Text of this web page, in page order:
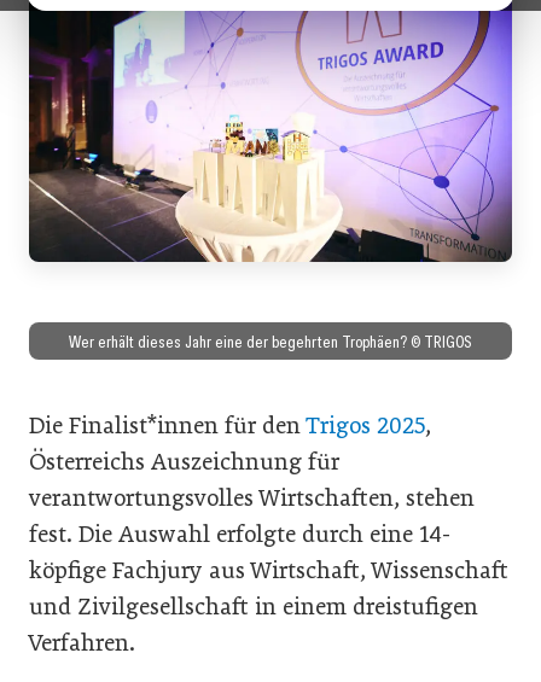
Wer erhält dieses Jahr eine der begehrten Trophäen? © TRIGOS
Die Finalist*innen für denTrigos 2025,
Österreichs Auszeichnung für
verantwortungsvolles Wirtschaften, stehen
fest. Die Auswahl erfolgte durch eine 14-
köpfige Fachjury aus Wirtschaft, Wissenschaft
und Zivilgesellschaft in einem dreistufigen
Verfahren.